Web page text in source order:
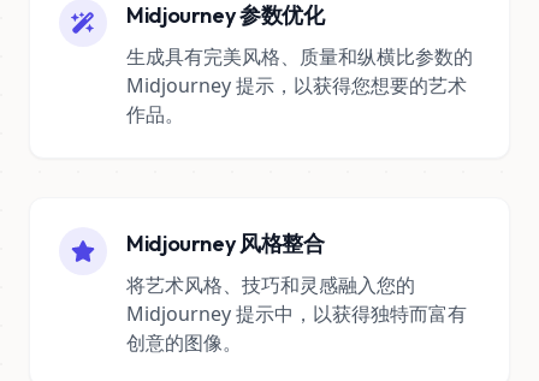
Midjourney 参数优化
生成具有完美风格、质量和纵横比参数的
Midjourney 提示，以获得您想要的艺术
作品。
Midjourney 风格整合
将艺术风格、技巧和灵感融入您的
Midjourney 提示中，以获得独特而富有
创意的图像。